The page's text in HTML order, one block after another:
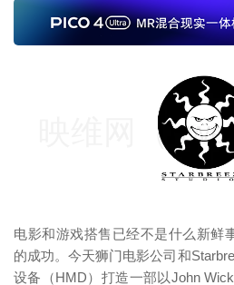
电影和游戏搭售已经不是什么新鲜
的成功。今天狮门电影公司和
设备（HMD）打造一部以John
映维网（